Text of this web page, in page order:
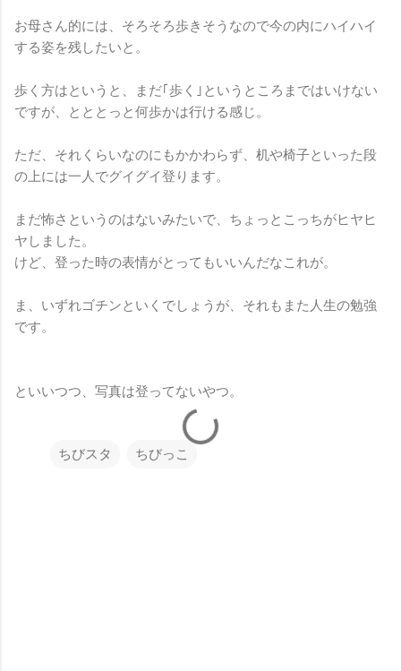
お母さん的には、そろそろ歩きそうなので今の内にハイハイ
する姿を残したいと。
歩く方はというと、まだ｢歩く｣というところまではいけない
ですが、とととっと何歩かは行ける感じ。
ただ、それくらいなのにもかかわらず、机や椅子といった段
の上には一人でグイグイ登ります。
まだ怖さというのはないみたいで、ちょっとこっちがヒヤヒ
ヤしました。
けど、登った時の表情がとってもいいんだなこれが。
ま、いずれゴチンといくでしょうが、それもまた人生の勉強
です。
といいつつ、写真は登ってないやつ。
ちびスタ ちびっこ